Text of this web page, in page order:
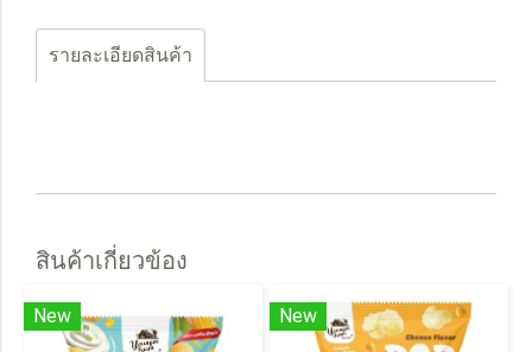
รายละเอียดสินค้า
สินค้าเกี่ยวข้อง
New New